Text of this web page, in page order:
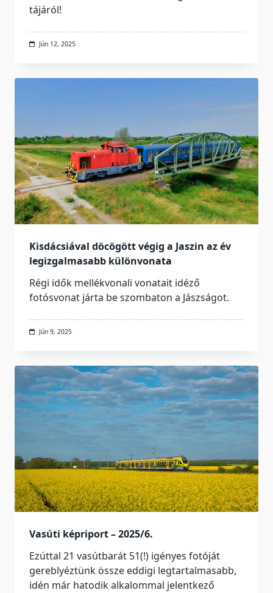
tájáról!
Jún 12, 2025
Kisdácsiával döcögött végig a Jaszin az év
legizgalmasabb különvonata
Régi idők mellékvonali vonatait idéző
fotósvonat járta be szombaton a Jászságot.
Jún 9, 2025
Vasúti képriport – 2025/6.
Ezúttal 21 vasútbarát 51(!) igényes fotóját
gereblyéztünk össze eddigi legtartalmasabb,
idén már hatodik alkalommal jelentkező